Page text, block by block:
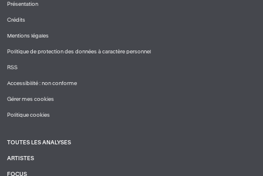
DE
PAGE
1
Présentation
Crédits
Mentions légales
Politique de protection des données à caractère personnel
RSS
Accessibilité : non conforme
Gérer mes cookies
Politique cookies
DE
TOUTES LES ANALYSES
ARTISTES
FOCUS